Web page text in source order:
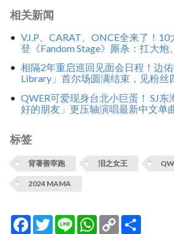
相关新闻
V.I.P、CARAT、ONCE全来了！
登《Fandom Stage》厮杀：扛大
相隔2年重启巡回见面会日程！边
Library」首尔场圆满结束，见粉丝
QWER可爱现身台北小巨蛋！ SJ
好的朋友」更压轴演唱最新中文单
标签
背著善宰跑 泪之女王
2024 MAMA
Facebook
TwitterLine WhatsApp
Copy
Link